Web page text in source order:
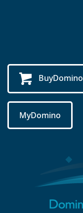
BuyDomino
MyDomino